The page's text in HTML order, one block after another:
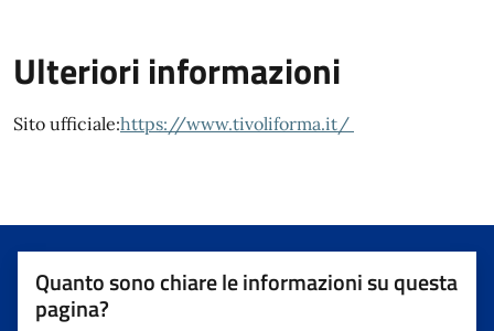
Ulteriori informazioni
Sito ufficiale:https://www.tivoliforma.it/
Quanto sono chiare le informazioni su questa
pagina?